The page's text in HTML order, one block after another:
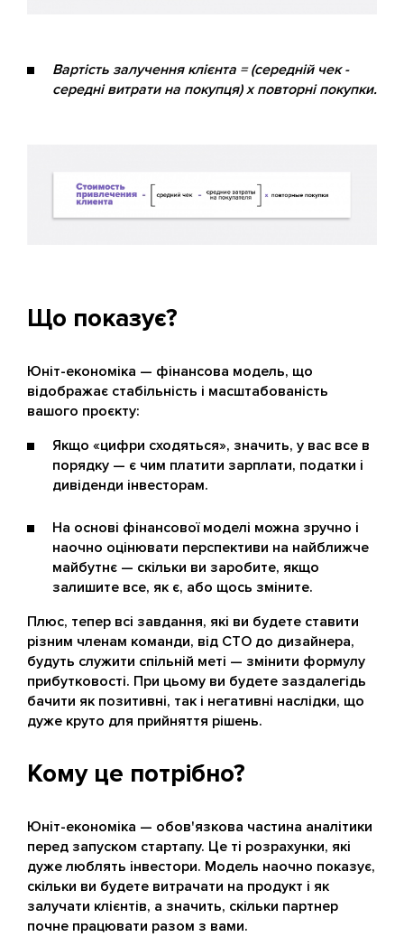
Вартість залучення клієнта = (середній чек -
середні витрати на покупця) х повторні покупки.
Що показує?
Юніт-економіка — фінансова модель, що
відображає стабільність і масштабованість
вашого проєкту:
Якщо «цифри сходяться», значить, у вас все в
порядку — є чим платити зарплати, податки і
дивіденди інвесторам.
На основі фінансової моделі можна зручно і
наочно оцінювати перспективи на найближче
майбутнє — скільки ви заробите, якщо
залишите все, як є, або щось зміните.
Плюс, тепер всі завдання, які ви будете ставити
різним членам команди, від CTO до дизайнера,
будуть служити спільній меті — змінити формулу
прибутковості. При цьому ви будете заздалегідь
бачити як позитивні, так і негативні наслідки, що
дуже круто для прийняття рішень.
Кому це потрібно?
Юніт-економіка — обов'язкова частина аналітики
перед запуском стартапу. Це ті розрахунки, які
дуже люблять інвестори. Модель наочно показує,
скільки ви будете витрачати на продукт і як
залучати клієнтів, а значить, скільки партнер
почне працювати разом з вами.